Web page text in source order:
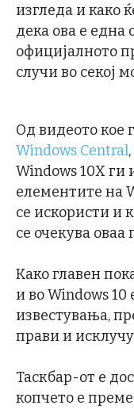
изгледа и како
дека ова е една
официјалното
случи во секој
Од видеото кое
Windows Central
Windows 10X ги
елементите на
се искористи и
се очекува оваа
Како главен
и во Windows 10
известувања,
прави и
Таскбар-от е
копчето е